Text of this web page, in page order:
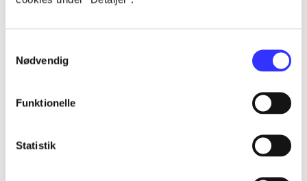
Nødvendig
Funktionelle
Statistik
...
...
...